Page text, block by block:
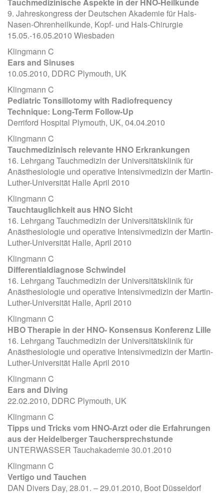
9. Jahreskongress der Deutschen Akademie für Hals-
Nasen-Ohrenheilkunde, Kopf- und Hals-Chirurgie
15.05.-16.05.2010 Wiesbaden
Klingmann C
Ears and Sinuses
10.05.2010, DDRC Plymouth, UK
Klingmann C
Pediatric Tonsillotomy with Radiofrequency
Technique: Long-Term Follow-Up
Derriford Hospital Plymouth, UK, 04.04.2010
Klingmann C
Tauchmedizinisch relevante HNO Erkrankungen
16. Lehrgang Tauchmedizin der Universitätsklinik für
Anästhesiologie und operative Intensivmedizin der Martin-
Luther-Universität Halle April 2010
Klingmann C
Tauchtauglichkeit aus HNO Sicht
16. Lehrgang Tauchmedizin der Universitätsklinik für
Anästhesiologie und operative Intensivmedizin der Martin-
Luther-Universität Halle, April 2010
Klingmann C
Differentialdiagnose Schwindel
16. Lehrgang Tauchmedizin der Universitätsklinik für
Anästhesiologie und operative Intensivmedizin der Martin-
Luther-Universität Halle, April 2010
Klingmann C
HBO Therapie in der HNO- Konsensus Konferenz Lille
16. Lehrgang Tauchmedizin der Universitätsklinik für
Anästhesiologie und operative Intensivmedizin der Martin-
Luther-Universität Halle April 2010
Klingmann C
Ears and Diving
22.02.2010, DDRC Plymouth, UK
Klingmann C
Tipps und Tricks vom HNO-Arzt oder die Erfahrungen
aus der Heidelberger Tauchersprechstunde
UNTERWASSER Tauchakademie 30.01.2010
Klingmann C
Vertigo und Tauchen
DAN Divers Day, 28.01. – 29.01.2010, Boot Düsseldorf